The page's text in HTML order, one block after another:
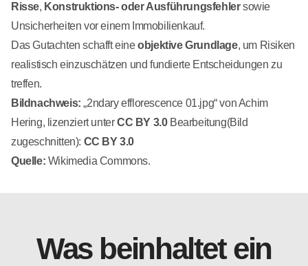
Risse, Konstruktions- oder Ausführungsfehlersowie
Unsicherheiten vor einem Immobilienkauf.
Das Gutachten schafft eineobjektive Grundlage, um Risiken
realistisch einzuschätzen und fundierte Entscheidungen zu
treffen.
Bildnachweis: „2ndary efflorescence 01.jpg“ vonAchim
Hering, lizenziert unterCC BY 3.0Bearbeitung(Bild
zugeschnitten): CC BY 3.0
Quelle: Wikimedia Commons.
Was beinhaltet ein